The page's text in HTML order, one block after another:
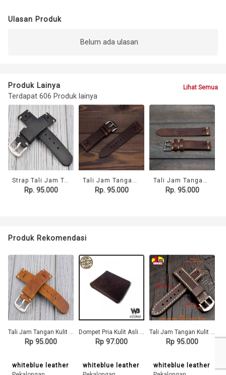
Ulasan Produk
Belum ada ulasan
Produk Lainya
Terdapat 606 Produk lainya
Lihat Semua
Strap Tali Jam Tangan Kulit Asli Sapi Logo Nixon Garansi 1 Tahun
Rp. 95.000
Tali Jam Tangan Kulit Asli Logo Rip Curl - Garansi 1 Tahun
Rp. 95.000
Tali Jam Tangan Kulit Asli Logo Jam Yazole Garansi 1 Tahun
Rp. 95.000
Produk Rekomendasi
Tali Jam Tangan Kulit Asli Logo Jam Seiko - Garansi 1 Tahun
Rp 95.000
whiteblue leather
Dompet Pria Kulit Asli Model Bifold Warna Coklat( Dompet Kulit Asli)
Rp 97.000
whiteblue leather
Tali Jam Tangan Kulit Asli Logo Ripcurl Garansi 1 Tahun - Strap
Rp 95.000
whiteblue leather